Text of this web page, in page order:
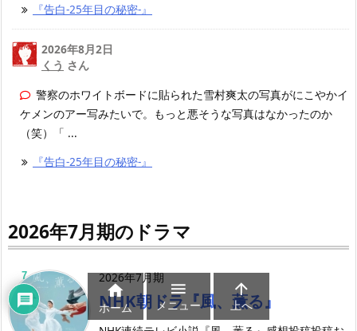
『告白-25年目の秘密-』
2026年8月2日
くう さん
警察のホワイトボードに貼られた雪村爽太の写真がにこやかイ
ケメンのアー写みたいで。もっと悪そうな写真はなかったのか
（笑）「 ...
『告白-25年目の秘密-』
2026年7月期のドラマ
2026年7月期
NHK朝ドラ『風、薫る』

ホーム

メニュー

上へ
7